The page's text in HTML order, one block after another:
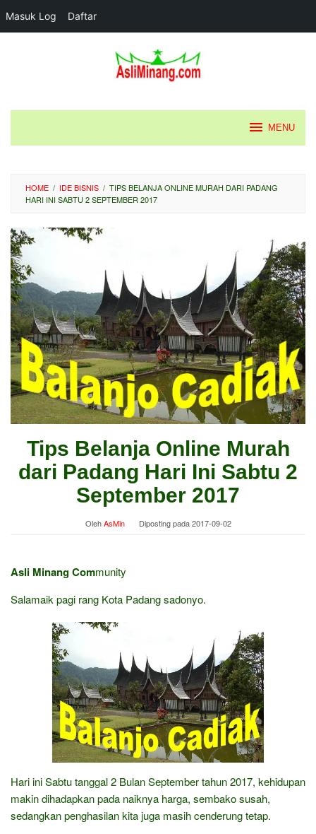
Masuk Log Daftar
MENU
HOME / IDE BISNIS / TIPS BELANJA ONLINE MURAH DARI PADANG
HARI INI SABTU 2 SEPTEMBER 2017
Tips Belanja Online Murah
dari Padang Hari Ini Sabtu 2
September 2017
OlehAsMin Diposting pada2017-09-02
Asli Minang Community
Salamaik pagi rang Kota Padang sadonyo.
Hari ini Sabtu tanggal 2 Bulan September tahun 2017, kehidupan
makin dihadapkan pada naiknya harga, sembako susah,
sedangkan penghasilan kita juga masih cenderung tetap.